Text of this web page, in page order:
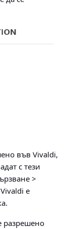
във Vivaldi,
с тези
>
е
разрешено